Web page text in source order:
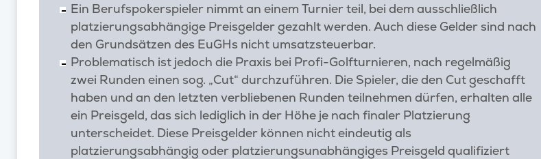
Ein Berufspokerspieler nimmt an einem Turnier teil, bei dem ausschließlich
platzierungsabhängige Preisgelder gezahlt werden. Auch diese Gelder sind nach
den Grundsätzen des EuGHs nicht umsatzsteuerbar.
Problematisch ist jedoch die Praxis bei Profi-Golfturnieren, nach regelmäßig
zwei Runden einen sog. „Cut“ durchzuführen. Die Spieler, die den Cut geschafft
haben und an den letzten verbliebenen Runden teilnehmen dürfen, erhalten alle
ein Preisgeld, das sich lediglich in der Höhe je nach finaler Platzierung
unterscheidet. Diese Preisgelder können nicht eindeutig als
platzierungsabhängig oder platzierungsunabhängiges Preisgeld qualifiziert